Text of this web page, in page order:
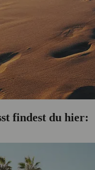
findest du hier: